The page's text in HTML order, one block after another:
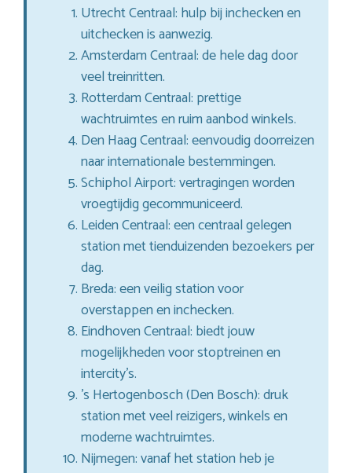
Utrecht Centraal: hulp bij inchecken en
uitchecken is aanwezig.
Amsterdam Centraal: de hele dag door
veel treinritten.
Rotterdam Centraal: prettige
wachtruimtes en ruim aanbod winkels.
Den Haag Centraal: eenvoudig doorreizen
naar internationale bestemmingen.
Schiphol Airport: vertragingen worden
vroegtijdig gecommuniceerd.
Leiden Centraal: een centraal gelegen
station met tienduizenden bezoekers per
dag.
Breda: een veilig station voor
overstappen en inchecken.
Eindhoven Centraal: biedt jouw
mogelijkheden voor stoptreinen en
intercity’s.
’s Hertogenbosch (Den Bosch): druk
station met veel reizigers, winkels en
moderne wachtruimtes.
Nijmegen: vanaf het station heb je